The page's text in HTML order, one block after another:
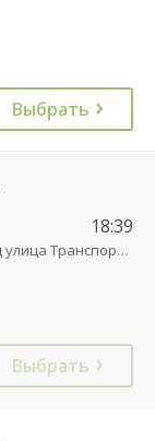
Выбрать
18:39
Калининград улица Транспортая
Выбрать